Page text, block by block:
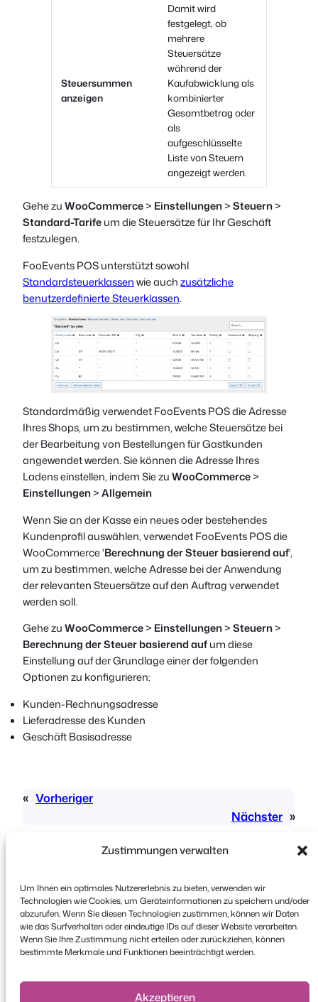
Zustimmungen verwalten
Um Ihnen ein optimales Nutzererlebnis zu bieten, verwenden wir
Technologien wie Cookies, um Geräteinformationen zu speichern und/oder
abzurufen. Wenn Sie diesen Technologien zustimmen, können wir Daten
wie das Surfverhalten oder eindeutige IDs auf dieser Website verarbeiten.
Wenn Sie Ihre Zustimmung nicht erteilen oder zurückziehen, können
bestimmte Merkmale und Funktionen beeinträchtigt werden.
Akzeptieren
Steuersummen
anzeigen
Damit wird
festgelegt, ob
mehrere
Steuersätze
während der
Kaufabwicklung als
kombinierter
Gesamtbetrag oder
als
aufgeschlüsselte
Liste von Steuern
angezeigt werden.
Gehe zuWooCommerce> Einstellungen>Steuern>
Standard-Tarifeum die Steuersätze für Ihr Geschäft
festzulegen.
FooEvents POS unterstützt sowohl
Standardsteuerklassenwie auchzusätzliche
benutzerdefinierte Steuerklassen.
Standardmäßig verwendet FooEvents POS die Adresse
Ihres Shops, um zu bestimmen, welche Steuersätze bei
der Bearbeitung von Bestellungen für Gastkunden
angewendet werden. Sie können die Adresse Ihres
Ladens einstellen, indem Sie zuWooCommerce>
Einstellungen>Allgemein
Wenn Sie an der Kasse ein neues oder bestehendes
Kundenprofil auswählen, verwendet FooEvents POS die
WooCommerce 'Berechnung der Steuer basierend auf',
um zu bestimmen, welche Adresse bei der Anwendung
der relevanten Steuersätze auf den Auftrag verwendet
werden soll.
Gehe zuWooCommerce> Einstellungen>Steuern>
Berechnung der Steuer basierend aufum diese
Einstellung auf der Grundlage einer der folgenden
Optionen zu konfigurieren:
Kunden-Rechnungsadresse
Lieferadresse des Kunden
Geschäft Basisadresse
« Vorheriger
Nächster »
Urheberrecht © 2026 FooEvents. Alle Rechte
vorbehalten.